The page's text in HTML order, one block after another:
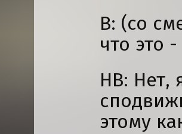
В: (со
что это
НВ: Нет,
этому